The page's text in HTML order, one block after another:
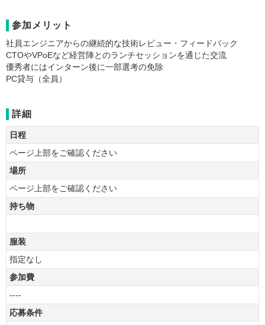
参加メリット
社員エンジニアからの継続的な技術レビュー・フィードバック
CTOやVPoEなど経営陣とのランチセッションを通じた交流
優秀者にはインターン後に一部選考の免除
PC貸与（全員）
詳細
日程
ページ上部をご確認ください
場所
ページ上部をご確認ください
持ち物
服装
指定なし
参加費
----
応募条件